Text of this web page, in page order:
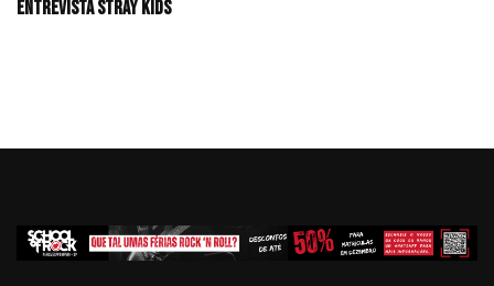
Entrevista Stray Kids